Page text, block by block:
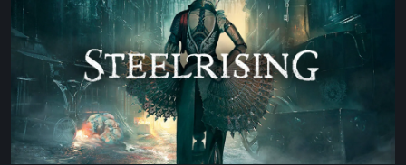
recensione:
rivoluzione
sotto
ingranaggi